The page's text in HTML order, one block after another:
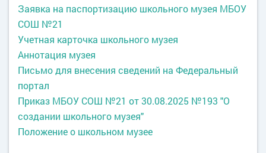
Заявка на паспортизацию школьного музея МБОУ
СОШ №21
Учетная карточка школьного музея
Аннотация музея
Письмо для внесения сведений на Федеральный
портал
Приказ МБОУ СОШ №21 от 30.08.2025 №193 "О
создании школьного музея"
Положение о школьном музее